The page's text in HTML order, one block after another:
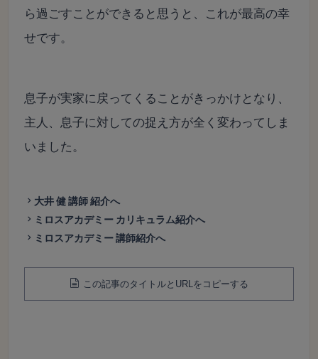
ら過ごすことができると思うと、これが最高の幸
せです。
息子が実家に戻ってくることがきっかけとなり、
主人、息子に対しての捉え方が全く変わってしま
いました。
大井 健 講師 紹介へ
ミロスアカデミー カリキュラム紹介へ
ミロスアカデミー 講師紹介へ
この記事のタイトルとURLをコピーする